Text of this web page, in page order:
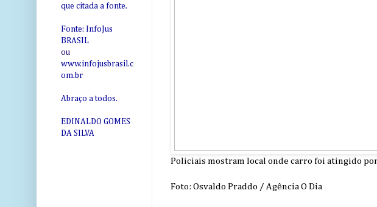
Policiais mostram local onde carro foi atingido
Foto: Osvaldo Praddo / Agência O Dia
que citada a fonte.
Fonte: InfoJus
BRASIL
ou
www.infojusbrasil.c
om.br
Abraço a todos.
EDINALDO GOMES
DA SILVA